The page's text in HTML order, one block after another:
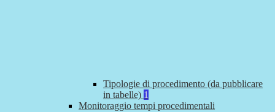
Tipologie di procedimento (da pubblicare
in tabelle) 1
Monitoraggio tempi procedimentali